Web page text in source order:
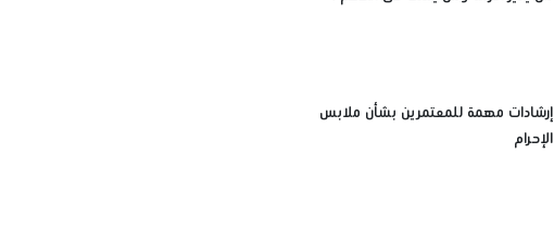
إرشادات مهمة للمعتمرين بشأن ملابس
الإحرام